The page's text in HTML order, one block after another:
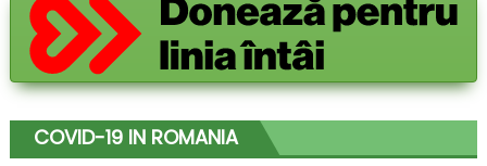
COVID-19 IN ROMANIA